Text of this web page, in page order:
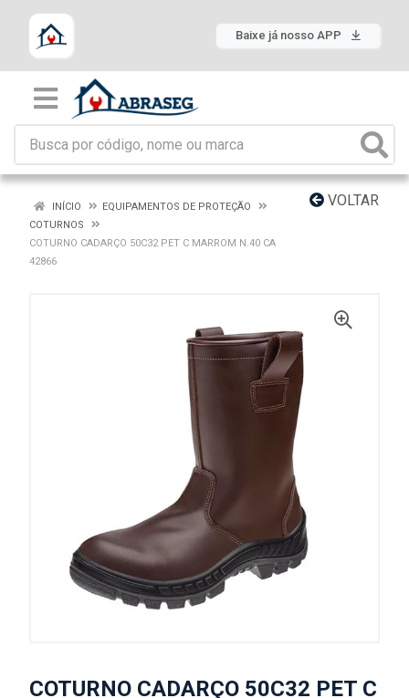
Baixe já nosso APP
VOLTAR
INÍCIO
EQUIPAMENTOS DE PROTEÇÃO
COTURNOS
COTURNO CADARÇO 50C32 PET C MARROM N.40 CA
42866
COTURNO CADARÇO 50C32 PET C